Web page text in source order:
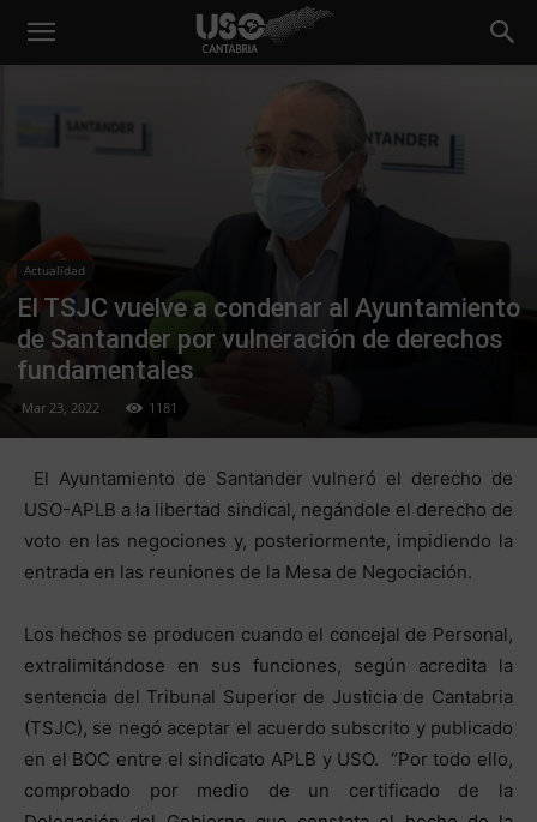
Actualidad
El TSJC vuelve a condenar al Ayuntamiento
de Santander por vulneración de derechos
fundamentales
Mar 23, 2022 1181
El Ayuntamiento de Santander vulneró el derecho de
USO-APLB a la libertad sindical, negándole el derecho de
voto en las negociones y, posteriormente, impidiendo la
entrada en las reuniones de la Mesa de Negociación.
Los hechos se producen cuando el concejal de Personal,
extralimitándose en sus funciones, según acredita la
sentencia del Tribunal Superior de Justicia de Cantabria
(TSJC), se negó aceptar el acuerdo subscrito y publicado
en el BOC entre el sindicato APLB y USO. “Por todo ello,
comprobado por medio de un certificado de la